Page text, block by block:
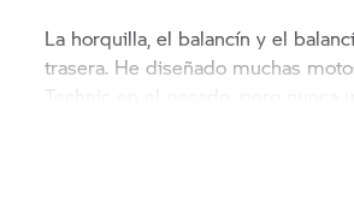
La horquilla, el balancín y el
trasera. He diseñado muchas
Technic en el pasado, pero nunca
características tan particulares»,